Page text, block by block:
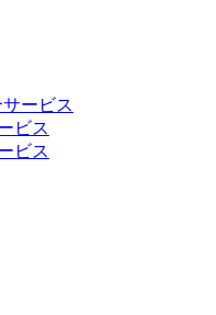
ービス
ビス
ビス